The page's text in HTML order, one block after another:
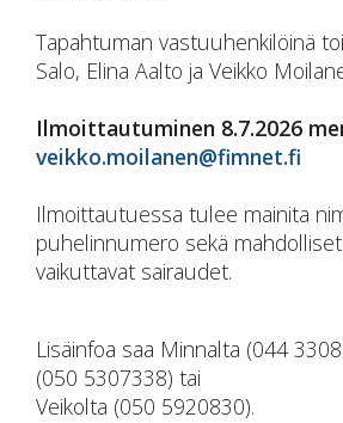
Tapahtuman vastuuhenkilöinä
Salo, Elina Aalto ja Veikko
Ilmoittautuminen 8.7.2026
veikko.moilanen@fimnet.fi
Ilmoittautuessa tulee mainita
puhelinnumero sekä
vaikuttavat sairaudet.
Lisäinfoa saa Minnalta (044
(050 5307338) tai
Veikolta (050 5920830).